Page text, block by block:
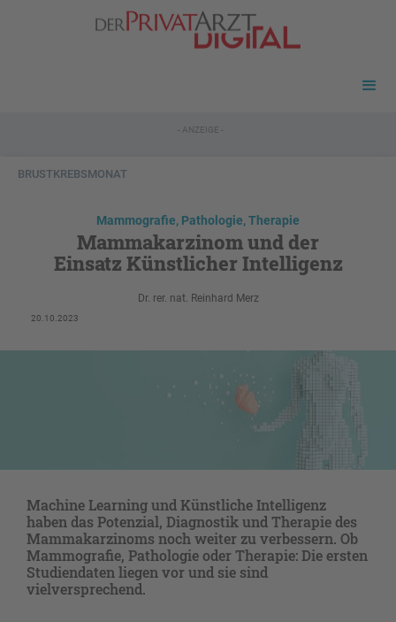
- ANZEIGE -
BRUSTKREBSMONAT
Mammografie, Pathologie, Therapie
Mammakarzinom und der
Einsatz Künstlicher Intelligenz
Dr. rer. nat. Reinhard Merz
20.10.2023
Machine Learning und Künstliche Intelligenz
haben das Potenzial, Diagnostik und Therapie des
Mammakarzinoms noch weiter zu verbessern. Ob
Mammografie, Pathologie oder Therapie: Die ersten
Studiendaten liegen vor und sie sind
vielversprechend.